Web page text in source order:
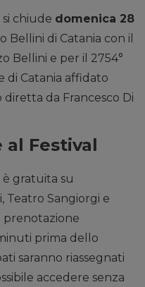
chiude domenica 28
Bellini di Catania con il
Bellini e per il 2754°
di Catania affidato
diretta da Francesco Di
al Festival
gratuita su
Teatro Sangiorgi e
prenotazione
prima dello
saranno riassegnati
accedere senza